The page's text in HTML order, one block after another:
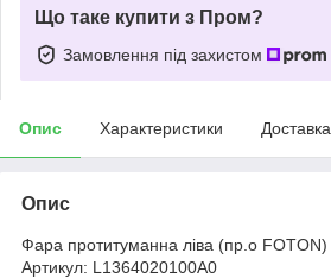
Що таке купити з Пром?
Замовлення під захистом
Опис Характеристики Доставка
Опис
Фара протитуманна ліва (пр.о FOTON)
Артикул: L1364020100A0